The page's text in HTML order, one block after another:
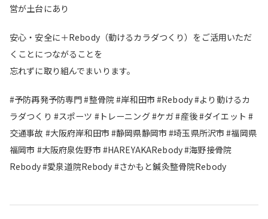
営が土台にあり
安心・安全に＋Rebody（動けるカラダつくり）をご活用いただ
くことにつながることを
忘れずに取り組んでまいります。
#予防再発予防専門 #整骨院 #岸和田市 #Rebody #より動けるカ
ラダつくり #スポーツ #トレーニング #ケガ #産後 #ダイエット #
交通事故 #大阪府岸和田市 #静岡県静岡市 #埼玉県所沢市 #福岡県
福岡市 #大阪府泉佐野市 #HAREYAKARebody #海野接骨院
Rebody #愛泉道院Rebody #さかもと鍼灸整骨院Rebody